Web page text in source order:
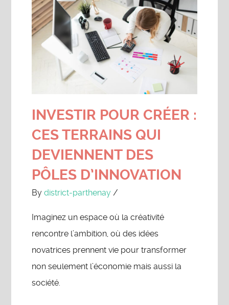
INVESTIR POUR CRÉER :
CES TERRAINS QUI
DEVIENNENT DES
PÔLES D’INNOVATION
Bydistrict-parthenay /
Imaginez un espace où la créativité
rencontre l’ambition, où des idées
novatrices prennent vie pour transformer
non seulement l’économie mais aussi la
société.